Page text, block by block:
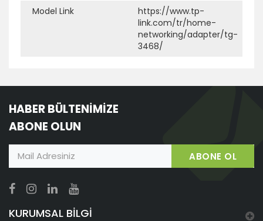
Model Link
https://www.tp-
link.com/tr/home-
networking/adapter/tg-
3468/
HABER BÜLTENİMİZE
ABONE OLUN
ABONE OL
KURUMSAL BİLGİ